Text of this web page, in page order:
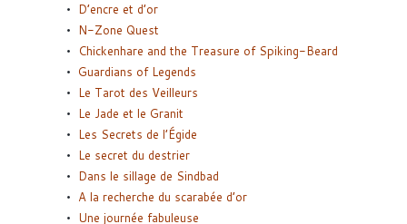
D’encre et d’or
N-Zone Quest
Chickenhare and the Treasure of Spiking-Beard
Guardians of Legends
Le Tarot des Veilleurs
Le Jade et le Granit
Les Secrets de l’Égide
Le secret du destrier
Dans le sillage de Sindbad
A la recherche du scarabée d’or
Une journée fabuleuse